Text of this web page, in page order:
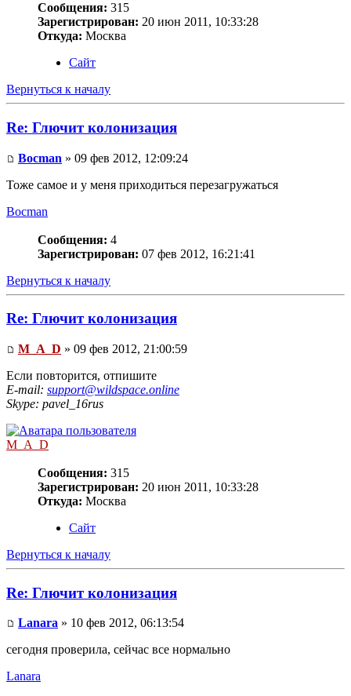
Сообщения: 315
Зарегистрирован: 20 июн 2011, 10:33:28
Откуда: Москва
Сайт
Вернуться к началу
Re: Глючит колонизация
Bocman » 09 фев 2012, 12:09:24
Тоже самое и у меня приходиться перезагружаться
Bocman
Сообщения: 4
Зарегистрирован: 07 фев 2012, 16:21:41
Вернуться к началу
Re: Глючит колонизация
M_A_D » 09 фев 2012, 21:00:59
Если повторится, отпишите
E-mail: support@wildspace.online
Skype: pavel_16rus
M_A_D
Сообщения: 315
Зарегистрирован: 20 июн 2011, 10:33:28
Откуда: Москва
Сайт
Вернуться к началу
Re: Глючит колонизация
Lanara » 10 фев 2012, 06:13:54
сегодня проверила, сейчас все нормально
Lanara